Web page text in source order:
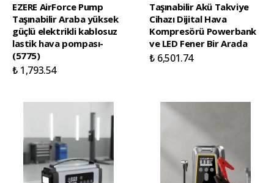
EZERE AirForce Pump
Taşınabilir Araba yüksek
güçlü elektrikli kablosuz
lastik hava pompası-
(5775)
₺ 1,793.54
Taşınabilir Akü Takviye
Cihazı Dijital Hava
Kompresörü Powerbank
ve LED Fener Bir Arada
₺ 6,501.74